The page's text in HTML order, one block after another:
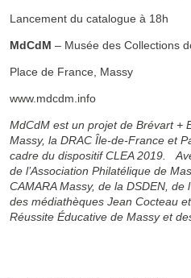
Lancement du catalogue à 18h
MdCdM – Musée des Collections
Place de France, Massy
www.mdcdm.info
MdCdM est un projet de Brévart +
Massy, la DRAC Île-de-France et
cadre du dispositif CLEA 2019.
de l’Association Philatélique de
CAMARA Massy, de la DSDEN, de
des médiathèques Jean Cocteau
Réussite Éducative de Massy et